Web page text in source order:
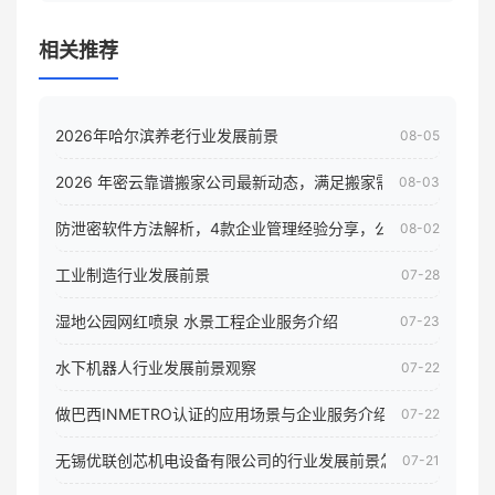
相关推荐
2026年哈尔滨养老行业发展前景 08-05
2026 年密云靠谱搬家公司最新动态，满足搬家需求！08-03
防泄密软件方法解析，4款企业管理经验分享，公司员工电脑核
08-02
工业制造行业发展前景 07-28
湿地公园网红喷泉 水景工程企业服务介绍 07-23
水下机器人行业发展前景观察 07-22
做巴西INMETRO认证的应用场景与企业服务介绍 07-22
无锡优联创芯机电设备有限公司的行业发展前景怎样07-21